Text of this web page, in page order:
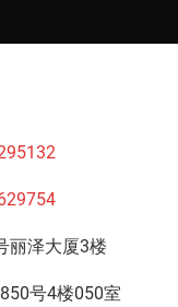
丽泽大厦3楼
号4楼050室